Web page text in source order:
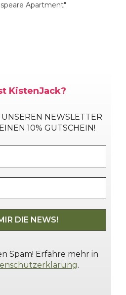
Apartment"
KistenJack?
UNSEREN NEWSLETTER
10% GUTSCHEIN!
Spam! Erfahre mehr in
.